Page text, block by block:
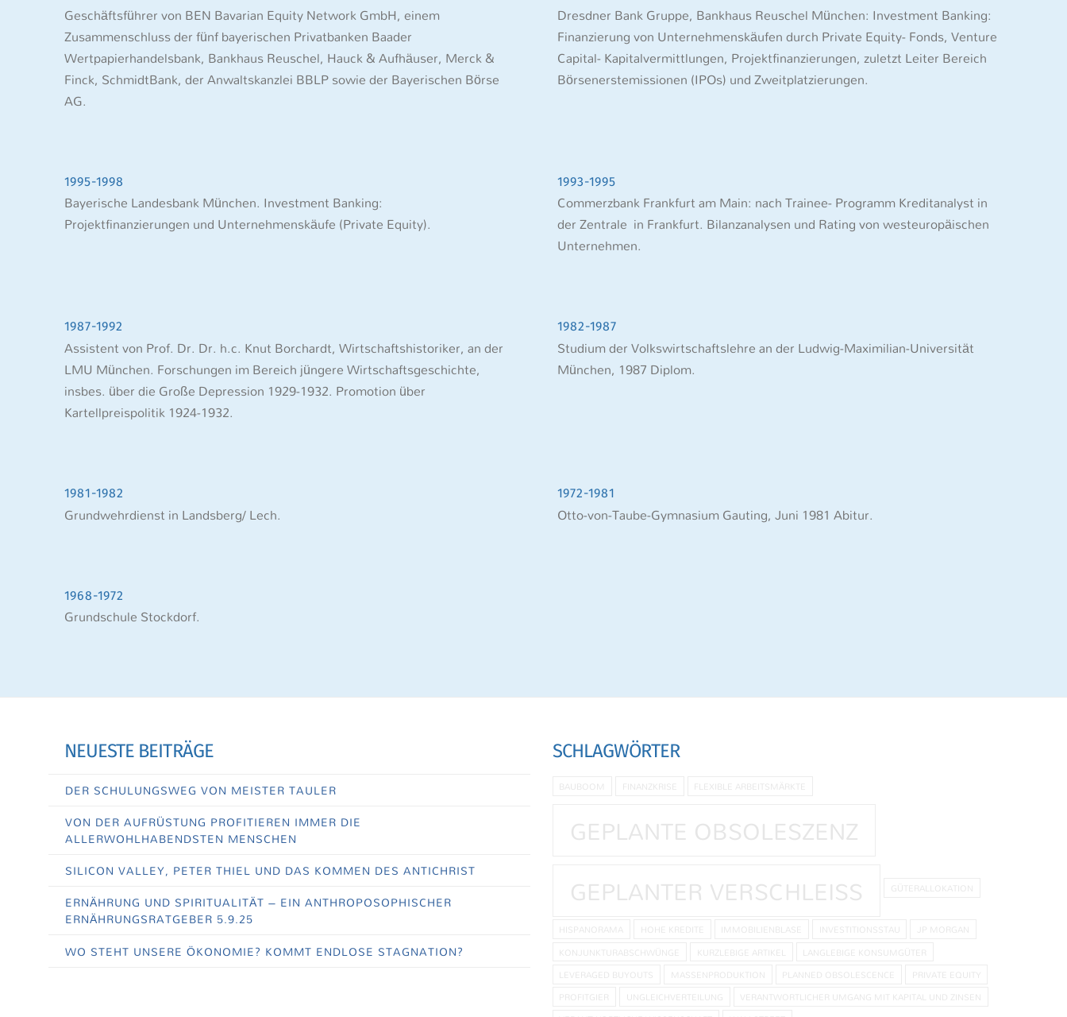
Geschäftsführer von BEN Bavarian Equity Network GmbH, einem
Zusammenschluss der fünf bayerischen Privatbanken Baader
Wertpapierhandelsbank, Bankhaus Reuschel, Hauck & Aufhäuser, Merck &
Finck, SchmidtBank, der Anwaltskanzlei BBLP sowie der Bayerischen Börse
AG.
Dresdner Bank Gruppe, Bankhaus Reuschel München: Investment Banking:
Finanzierung von Unternehmenskäufen durch Private Equity- Fonds, Venture
Capital- Kapitalvermittlungen, Projektfinanzierungen, zuletzt Leiter Bereich
Börsenerstemissionen (IPOs) und Zweitplatzierungen.
1995-1998
Bayerische Landesbank München. Investment Banking:
Projektfinanzierungen und Unternehmenskäufe (Private Equity).
1993-1995
Commerzbank Frankfurt am Main: nach Trainee- Programm Kreditanalyst in
der Zentrale in Frankfurt. Bilanzanalysen und Rating von westeuropäischen
Unternehmen.
1987-1992
Assistent von Prof. Dr. Dr. h.c. Knut Borchardt, Wirtschaftshistoriker, an der
LMU München. Forschungen im Bereich jüngere Wirtschaftsgeschichte,
insbes. über die Große Depression 1929-1932. Promotion über
Kartellpreispolitik 1924-1932.
1982-1987
Studium der Volkswirtschaftslehre an der Ludwig-Maximilian-Universität
München, 1987 Diplom.
1981-1982
Grundwehrdienst in Landsberg/ Lech.
1972-1981
Otto-von-Taube-Gymnasium Gauting, Juni 1981 Abitur.
1968-1972
Grundschule Stockdorf.
NEUESTE BEITRÄGE
DER SCHULUNGSWEG VON MEISTER TAULER
VON DER AUFRÜSTUNG PROFITIEREN IMMER DIE
ALLERWOHLHABENDSTEN MENSCHEN
SILICON VALLEY, PETER THIEL UND DAS KOMMEN DES ANTICHRIST
ERNÄHRUNG UND SPIRITUALITÄT – EIN ANTHROPOSOPHISCHER
ERNÄHRUNGSRATGEBER 5.9.25
WO STEHT UNSERE ÖKONOMIE? KOMMT ENDLOSE STAGNATION?
SCHLAGWÖRTER
BAUBOOM FINANZKRISE FLEXIBLE ARBEITSMÄRKTE
GEPLANTE OBSOLESZENZ
GEPLANTER VERSCHLEISS
GÜTERALLOKATION
HISPANORAMA HOHE KREDITE IMMOBILIENBLASE INVESTITIONSSTAU
JP MORGAN
KONJUNKTURABSCHWÜNGE
KURZLEBIGE ARTIKEL
LANGLEBIGE KONSUMGÜTER
LEVERAGED BUYOUTS
MASSENPRODUKTION PLANNED OBSOLESCENCE
PRIVATE EQUITY
PROFITGIER
UNGLEICHVERTEILUNG
VERANTWORTLICHER UMGANG MIT KAPITAL UND ZINSEN